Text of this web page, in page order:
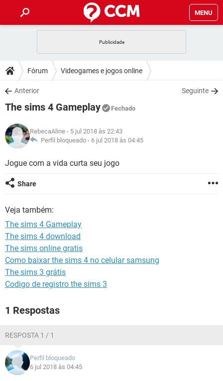
MENU
CELULAR FACEBOOK
OUTLOOK
INSTAGRAM GMAIL
GUIA DE COMPRAS
DICAS
JOGOS WHATSAPP
INSTAGRAM GMAIL
GUIA DE COMPRAS
DOWNLOADS
JOGOS WHATSAPP
CELULAR
OUTLOOK EXCEL
JOGOS WHATSAPP
CELULAR
OUTLOOK
INSTAGRAM
GLOSSÁRIO
INSTAGRAM
GUIA DE COMPRAS
Fórum Videogames e jogos online
Anterior Seguinte
The sims 4 Gameplay Fechado
RebecaAline - 5 jul 2018 às 22:43
Perfil bloqueado - 6 jul 2018 às 04:45
Jogue com a vida curta seu jogo
Share
Veja também:
The sims 4 Gameplay
The sims 4 download
The sims online gratis
Como baixar the sims 4 no celular samsung
The sims 3 grátis
Codigo de registro the sims 3
1 Respostas
RESPOSTA 1 / 1
Perfil bloqueado
6 jul 2018 às 04:45